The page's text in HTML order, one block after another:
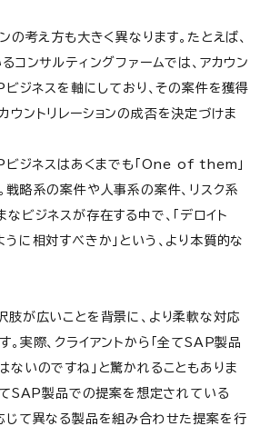
の考え方も大きく異なります。たとえば、
コンサルティングファームでは、アカウン
ビジネスを軸にしており、その案件を獲得
ウントリレーションの成否を決定づけま
ジネスはあくまでも「One of them」
戦略系の案件や人事系の案件、リスク系
ビジネスが存在する中で、「デロイト
うに相対すべきか」という、より本質的な
肢が広いことを背景に、より柔軟な対応
。実際、クライアントから「全てSAP製品
ないのですね」と驚かれることもありま
てSAP製品での提案を想定されている
じて異なる製品を組み合わせた提案を行